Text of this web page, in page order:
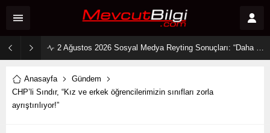
2 Ağustos 2026 Sosyal Medya Reyting Sonuçları: “Daha 17” Ekranlara Ambargo Koydu!
Anasayfa
Gündem
CHP’li Sındır, “Kız ve erkek öğrencilerimizin sınıfları zorla
ayrıştırılıyor!”